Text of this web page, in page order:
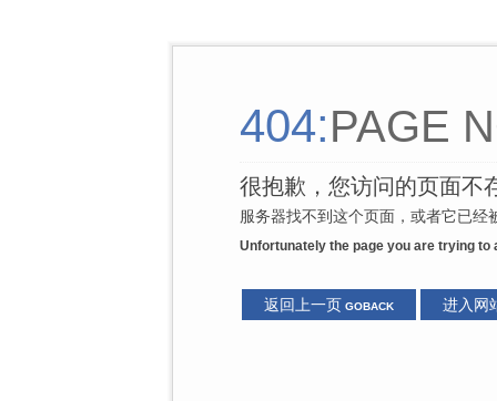
404:PAGE
很抱歉，您访问的页面不
服务器找不到这个页面，或者它已经
Unfortunately the page you are trying
返回上一页 GOBACK 进入网